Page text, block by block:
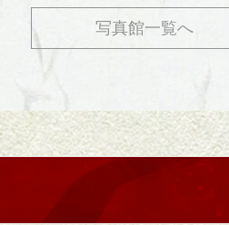
写真館一覧へ